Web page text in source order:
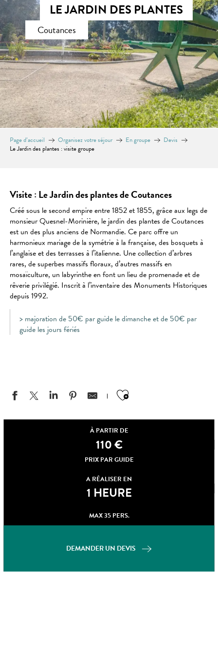
LE JARDIN DES PLANTES
Coutances
Page d’accueil Organisez votre séjour En groupe
Devis
Le Jardin des plantes : visite groupe
Visite : Le Jardin des plantes de Coutances
Créé sous le second empire entre 1852 et 1855, grâce aux legs de
monsieur Quesnel-Morinière, le jardin des plantes de Coutances
est un des plus anciens de Normandie. Ce parc offre un
harmonieux mariage de la symétrie à la française, des bosquets à
l’anglaise et des terrasses à l’italienne. Une collection d’arbres
rares, de superbes massifs floraux, d’autres massifs en
mosaïculture, un labyrinthe en font un lieu de promenade et de
rêverie privilégié. Inscrit à l’inventaire des Monuments Historiques
depuis 1992.
> majoration de 50€ par guide le dimanche et de 50€ par
guide les jours fériés
Ajouter aux
À PARTIR DE
110€
PRIX PAR GUIDE
A RÉALISER EN
1 HEURE
MAX 35 PERS.
DEMANDER UN DEVIS